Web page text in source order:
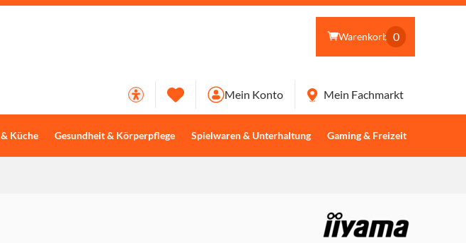
Warenkorb 0
Küche Gesundheit & Körperpflege Spielwaren & Unterhaltung Gaming & Freizeit
Mein Konto Mein Fachmarkt